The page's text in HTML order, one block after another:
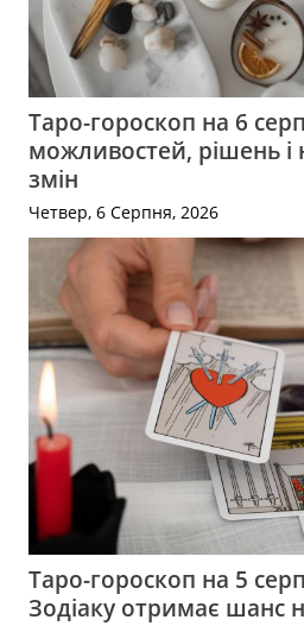
Таро-гороскоп на 6
можливостей, рішень і
змін
Четвер, 6 Серпня, 2026
Таро-гороскоп на 5
Зодіаку отримає шанс